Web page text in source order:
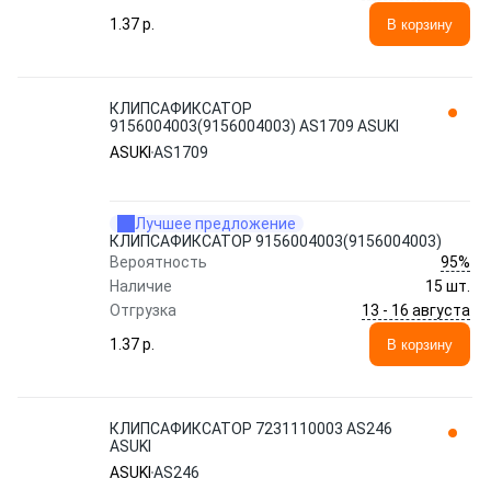
1.37 p.
В корзину
КЛИПСАФИКСАТОР
9156004003(9156004003) AS1709 ASUKI
ASUKI AS1709
Лучшее предложение
КЛИПСАФИКСАТОР 9156004003(9156004003)
Вероятность
95%
Наличие
15 шт.
Отгрузка
13 - 16 августа
1.37 p.
В корзину
КЛИПСАФИКСАТОР 7231110003 AS246
ASUKI
ASUKI AS246